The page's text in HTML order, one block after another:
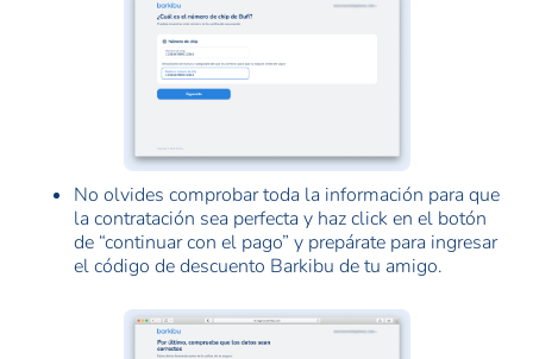
No olvides comprobar toda la información para que
la contratación sea perfecta y haz click en el botón
de “continuar con el pago” y prepárate para ingresar
el código de descuento Barkibu de tu amigo.